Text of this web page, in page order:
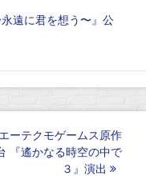
遠に君を想う〜』公
ーテクモゲームス原作
『遙かなる時空の中で
３』演出